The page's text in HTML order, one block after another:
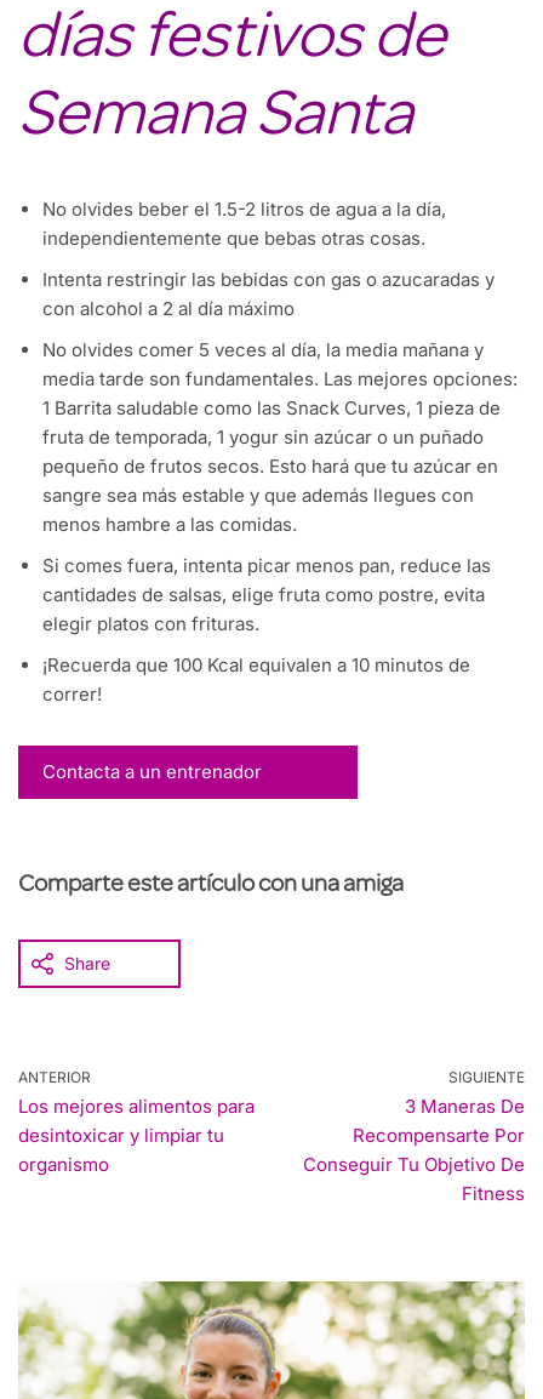
días festivos de
Semana Santa
No olvides beber el 1.5-2 litros de agua a la día,
independientemente que bebas otras cosas.
Intenta restringir las bebidas con gas o azucaradas y
con alcohol a 2 al día máximo
No olvides comer 5 veces al día, la media mañana y
media tarde son fundamentales. Las mejores opciones:
1 Barrita saludable como las Snack Curves, 1 pieza de
fruta de temporada, 1 yogur sin azúcar o un puñado
pequeño de frutos secos. Esto hará que tu azúcar en
sangre sea más estable y que además llegues con
menos hambre a las comidas.
Si comes fuera, intenta picar menos pan, reduce las
cantidades de salsas, elige fruta como postre, evita
elegir platos con frituras.
¡Recuerda que 100 Kcal equivalen a 10 minutos de
correr!
Contacta a un entrenador
Comparte este artículo con una amiga
Share
ANTERIOR
Los mejores alimentos para
desintoxicar y limpiar tu
organismo
SIGUIENTE
3 Maneras De
Recompensarte Por
Conseguir Tu Objetivo De
Fitness